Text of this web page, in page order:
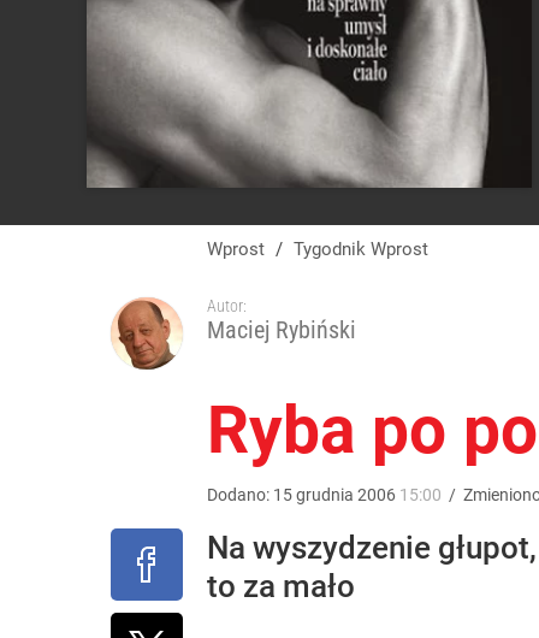
Wprost / Tygodnik Wprost
Autor:
Maciej Rybiński
Ryba po
Dodano: 15grudnia 2006 15:00 /
Na wyszydzenie
to za mało